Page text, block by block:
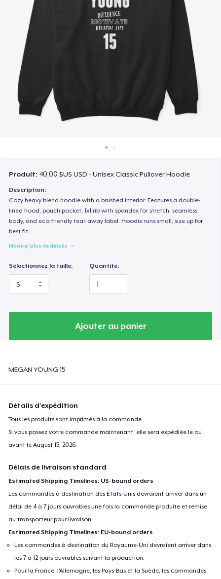
Vendez partout
Vendre n'importe quoi
Produit: 40,00 $US USD - Unisex Classic Pullover Hoodie
Description:
Cozy heavy blend hoodie with a brushed interior. Features a double-
lined hood, pouch pocket, 1x1 rib with spandex for stretch, seamless
body, and eco-friendly tear-away label. Hoodie runs small; size up for
best fit.
Montrer plus de détails
Sélectionnez la taille: Quantité:
Ajouter au panier
MEGAN YOUNG 15
Détails d'expédition
Tous les produits sont imprimés à la commande.
Si vous passez votre commande maintenant, elle sera expédiée le ou
avant leAugust 15, 2026
Délais de livraison standard
Estimated Shipping Timelines: US-bound orders
Les commandes à destination des États-Unis devraient arriver dans un
délai de 4 à 7 jours ouvrables une fois la commande produite et remise
au transporteur pour livraison.
Estimated Shipping Timelines: EU-bound orders
Les commandes à destination du Royaume-Uni devraient arriver dans
les 7 à 12 jours ouvrables suivant la production.
Pour la France, l'Allemagne, les Pays-Bas et la Suède, les commandes